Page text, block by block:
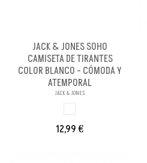
JACK & JONES SOHO
CAMISETA DE TIRANTES
COLOR BLANCO - CÓMODA Y
ATEMPORAL
JACK & JONES
12,99 €